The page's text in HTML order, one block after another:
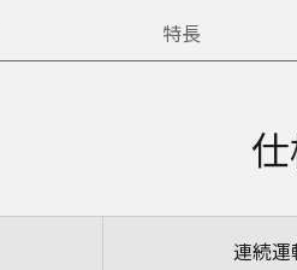
特長
連続運